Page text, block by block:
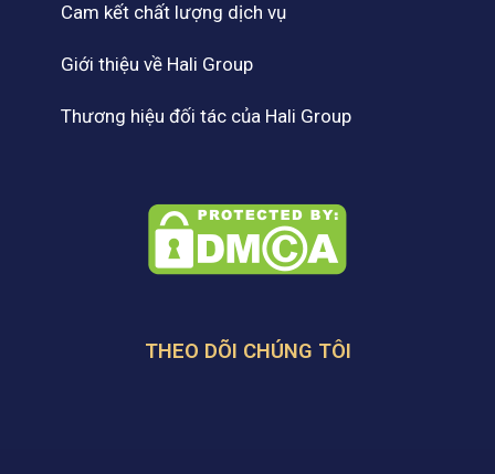
Cam kết chất lượng dịch vụ
Giới thiệu về Hali Group
Thương hiệu đối tác của Hali Group
THEO DÕI CHÚNG TÔI